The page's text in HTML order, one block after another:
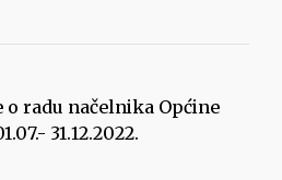
o radu načelnika Općine
31.12.2022.